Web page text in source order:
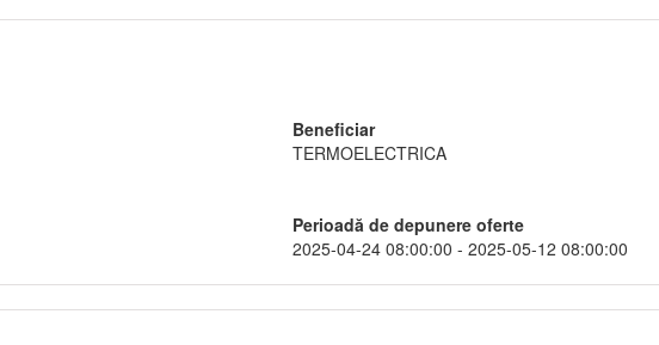
Beneficiar
TERMOELECTRICA
Perioadă de depunere oferte
2025-04-24 08:00:00 - 2025-05-12 08:00:00